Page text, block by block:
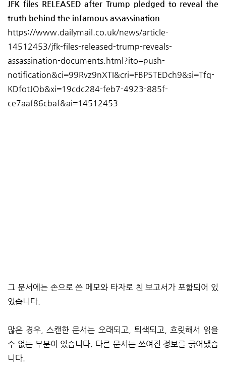
JFK files RELEASED after Trump pledged to reveal the
truth behind the infamous assassination
https://www.dailymail.co.uk/news/article-
14512453/jfk-files-released-trump-reveals-
assassination-documents.html?ito=push-
notification&ci=99Rvz9nXTI&cri=FBP5TEDch9&si=Tfq-
KDfotJOb&xi=19cdc284-feb7-4923-885f-
ce7aaf86cbaf&ai=14512453
그 문서에는 손으로 쓴 메모와 타자로 친 보고서가 포함되어 있
었습니다.
많은 경우, 스캔한 문서는 오래되고, 퇴색되고, 흐릿해서 읽을
수 없는 부분이 있습니다. 다른 문서는 쓰여진 정보를 긁어냈습
니다.